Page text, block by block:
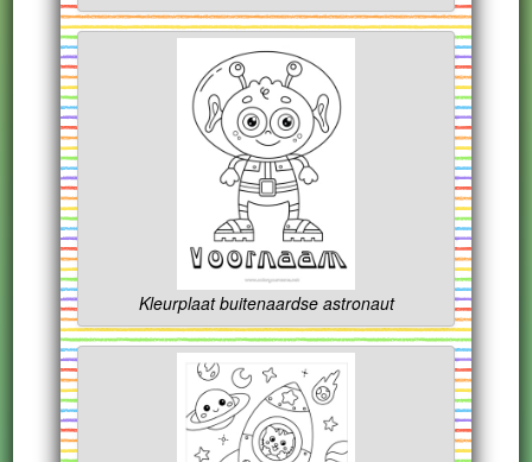
Kleurplaat buitenaardse astronaut